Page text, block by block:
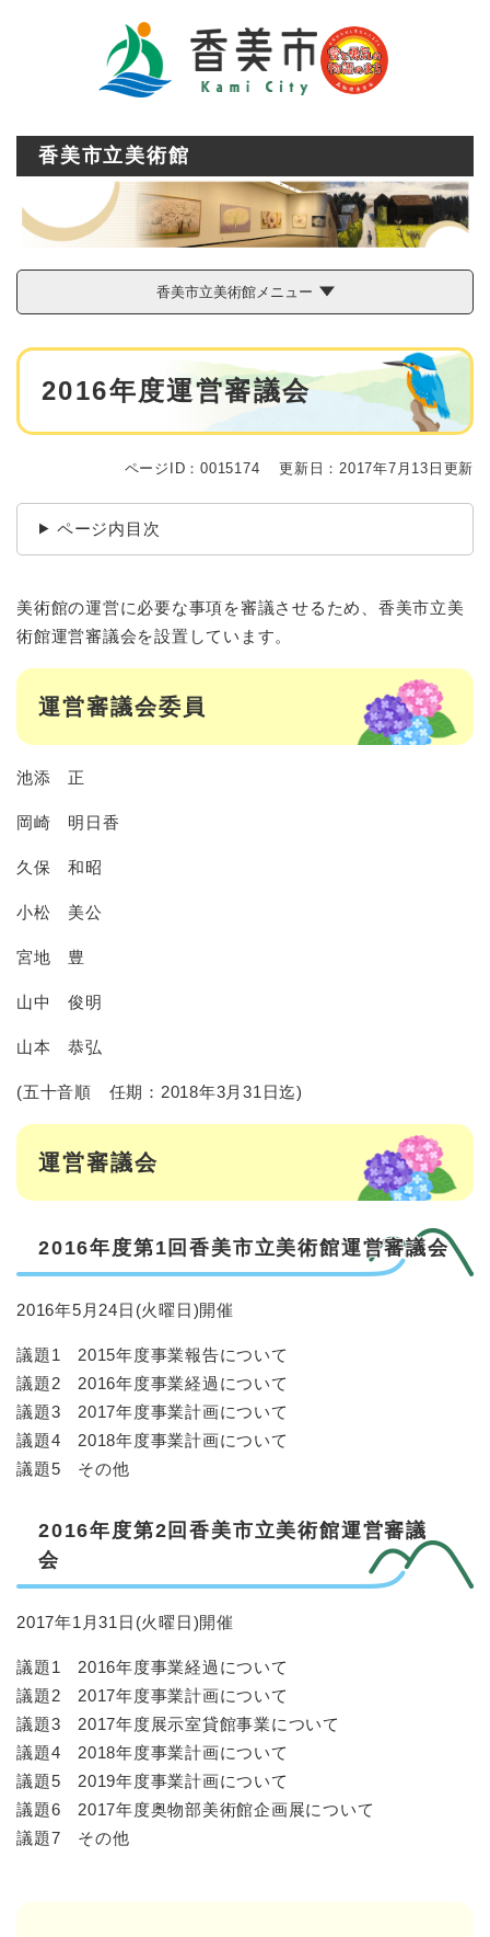
香美市立美術館
香美市立美術館メニュー
本
2016年度運営審議会
ページID：0015174 更新日：2017年7月13日更新
ページ内目次
美術館の運営に必要な事項を審議させるため、香美市立美
術館運営審議会を設置しています。
運営審議会委員
池添 正
岡崎 明日香
久保 和昭
小松 美公
宮地 豊
山中 俊明
山本 恭弘
(五十音順 任期：2018年3月31日迄)
運営審議会
2016年度第1回香美市立美術館運営審議会
2016年5月24日(火曜日)開催
議題1 2015年度事業報告について
議題2 2016年度事業経過について
議題3 2017年度事業計画について
議題4 2018年度事業計画について
議題5 その他
2016年度第2回香美市立美術館運営審議
会
2017年1月31日(火曜日)開催
議題1 2016年度事業経過について
議題2 2017年度事業計画について
議題3 2017年度展示室貸館事業について
議題4 2018年度事業計画について
議題5 2019年度事業計画について
議題6 2017年度奥物部美術館企画展について
議題7 その他